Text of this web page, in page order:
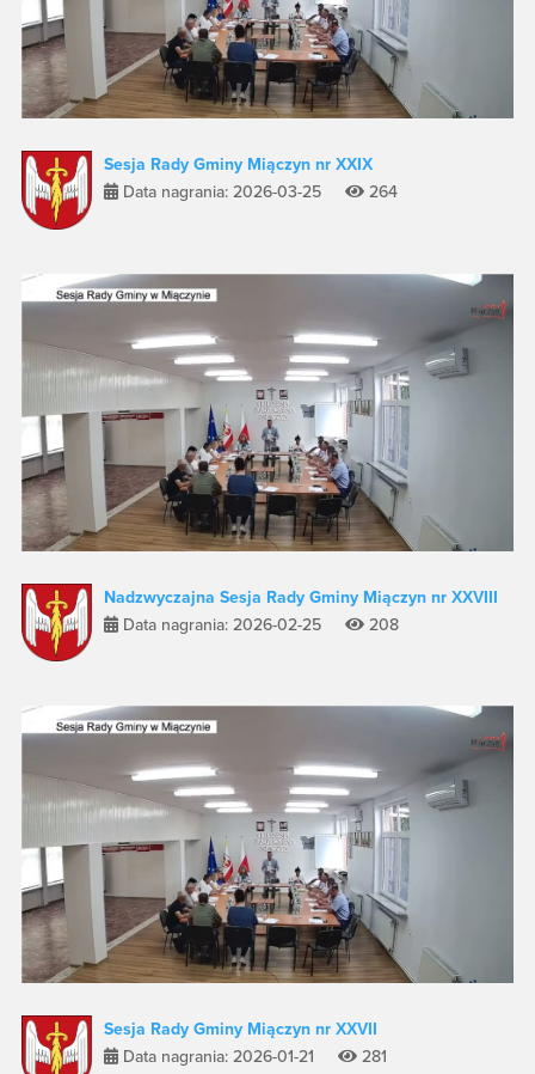
Sesja Rady Gminy Miączyn nr XXIX
Data nagrania: 2026-03-25
264
Nadzwyczajna Sesja Rady Gminy Miączyn nr XXVIII
Data nagrania: 2026-02-25
208
Sesja Rady Gminy Miączyn nr XXVII
Data nagrania: 2026-01-21
281